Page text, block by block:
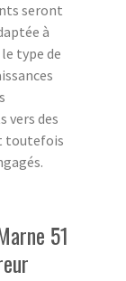
seront
à
type de
vers des
toutefois
51